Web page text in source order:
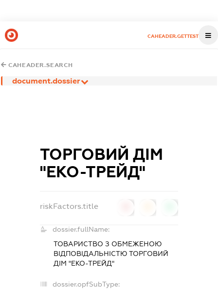
CAHEADER.GETTEST
CAHEADER.SEARCH
document.dossier
ТОРГОВИЙ ДІМ
"ЕКО-ТРЕЙД"
riskFactors.title
dossier.fullName:
ТОВАРИСТВО З ОБМЕЖЕНОЮ
ВІДПОВІДАЛЬНІСТЮТОРГОВИЙ
ДІМ "ЕКО-ТРЕЙД"
dossier.opfSubType: